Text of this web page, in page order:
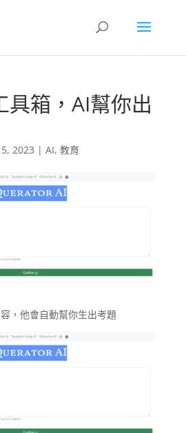
具箱，AI幫你出
2023 | AI, 教育
，他會自動幫你生出考題